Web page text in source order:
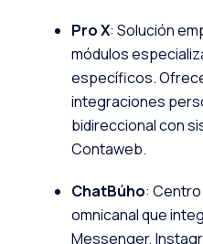
Pro X: Solución
módulos
específicos.
integraciones
bidireccional con
Contaweb.
ChatBúho:
omnicanal que
Messenger,